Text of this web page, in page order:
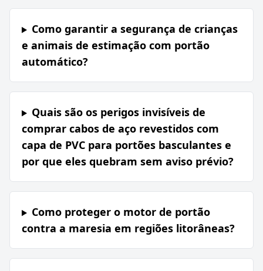
Como garantir a segurança de crianças
e animais de estimação com portão
automático?
Quais são os perigos invisíveis de
comprar cabos de aço revestidos com
capa de PVC para portões basculantes e
por que eles quebram sem aviso prévio?
Como proteger o motor de portão
contra a maresia em regiões litorâneas?